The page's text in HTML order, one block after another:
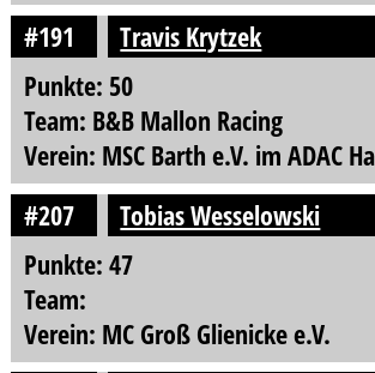
#191
Travis Krytzek
Punkte: 50
Team: B&B Mallon Racing
Verein: MSC Barth e.V. im ADAC
#207
Tobias Wesselowski
Punkte: 47
Team:
Verein: MC Groß Glienicke e.V.